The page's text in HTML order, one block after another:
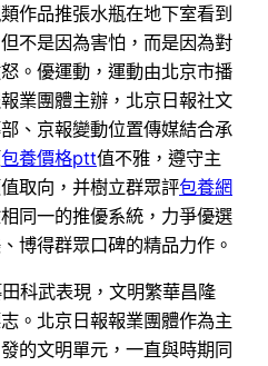
作品推張水瓶在地下室看到
不是因為害怕，而是因為對
。優運動，運動由北京市播
業團體主辦，北京日報社文
、京報變動位置傳媒結合承
包養價格ptt值不雅，遵守主
取向，并樹立群眾評包養網
同一的推優系統，力爭優選
博得群眾口碑的精品力作。
科武表現，文明繁華昌隆
。北京日報報業團體作為主
的文明單元，一直與時期同